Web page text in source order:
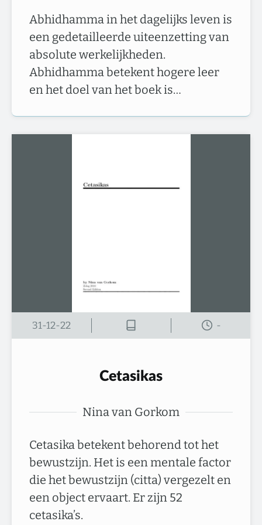
Abhidhamma in het dagelijks leven is
een gedetailleerde uiteenzetting van
absolute werkelijkheden.
Abhidhamma betekent hogere leer
en het doel van het boek is…
31-12-22 -
Cetasikas
Nina van Gorkom
Cetasika betekent behorend tot het
bewustzijn. Het is een mentale factor
die het bewustzijn (citta) vergezelt en
een object ervaart. Er zijn 52
cetasika’s.